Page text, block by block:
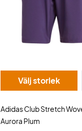
Välj storlek
Adidas Club Stretch
Aurora Plum